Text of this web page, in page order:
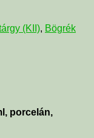
(KII), Bögrék
porcelán,